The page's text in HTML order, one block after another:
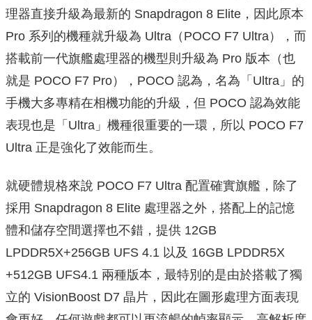
理器直接升級為最新的 Snapdragon 8 Elite，因此原本
Pro 系列的機種就升級為 Ultra（POCO F7 Ultra），而
搭載前一代旗艦處理器的機型則升級為 Pro 版本（也
就是 POCO F7 Pro），POCO 認為，名為「Ultra」的
手機大多專精在相機功能的升級，但 POCO 認為效能
表現也是「Ultra」機種很重要的一環，所以 POCO F7
Ultra 正是強化了效能而生。
就硬體規格來說 POCO F7 Ultra 配置確實旗艦，除了
採用 Snapdragon 8 Elite 處理器之外，搭配上的記憶
體和儲存空間選擇也不錯，提供 12GB
LPDDR5X+256GB UFS 4.1 以及 16GB LPDDR5X
+512GB UFS4.1 兩種版本，最特別的是由於搭載了獨
立的 VisionBoost D7 晶片，因此在圖形處理方面表現